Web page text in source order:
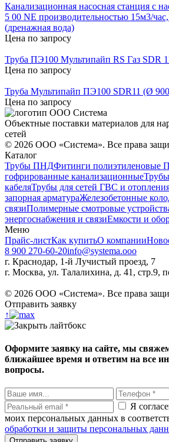
Канализационная насосная станция с
5 00 NE производительностью 15м3/
(дренажная вода)
Цена по запросу
Труба ПЭ100 Мультипайп RS Газ SDR
Цена по запросу
Труба Мультипайп ПЭ100 SDR11 (Ø
Цена по запросу
Объектные поставки материалов для
сетей
© 2026 ООО «Система». Все права
Каталог
Трубы ПНДФитинги полиэтиленовые
гофрированные канализационные
кабеляТрубы для сетей ГВС и
запорная арматураЖелезобетонные
связиПолимерные смотровые
энергоснабжения и связиЕмкости и
Меню
Прайс-листКак купитьО компании
8 900 270-60-20info@systema.ooo
г. Краснодар, 1-й Лучистый проезд, 7
г. Москва, ул. Талалихина, д. 41, стр.9,
© 2026 ООО «Система». Все права
Отправить заявку
↑
Оформите заявку на сайте, мы
ближайшее время и ответим на все
вопросы.
Я
моих персональных данных в
обработки и защиты персональных